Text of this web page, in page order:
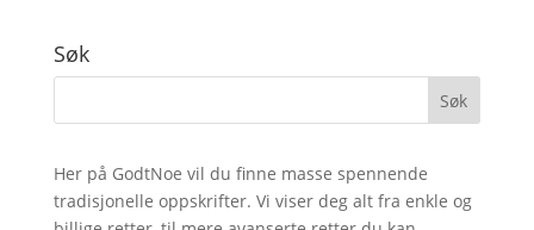
Søk
Her på GodtNoe vil du finne masse spennende
tradisjonelle oppskrifter. Vi viser deg alt fra enkle og